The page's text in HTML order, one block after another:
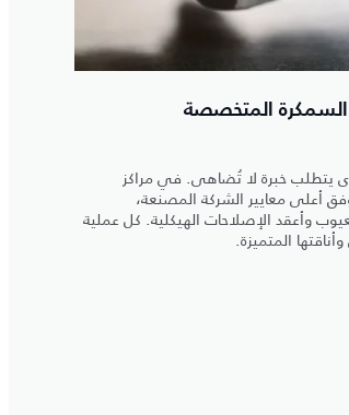
السمكرة المتخصصة
يتطلب خبرة لا تُضاهى. في مراكز
أعلى معايير الشركة المصنعة،
وأعقد الإصلاحات الهيكلية. كل عملية
المتميزة.